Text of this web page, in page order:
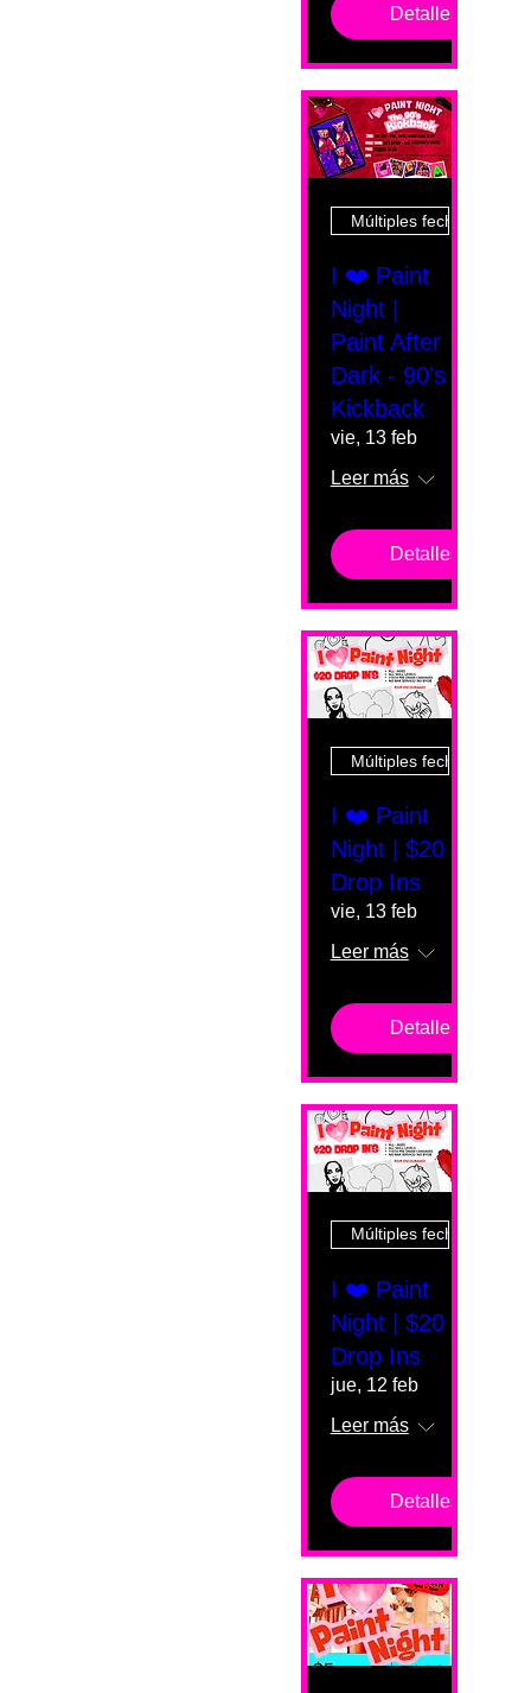
Detalles
Múltiples fechas
I ❤️ Paint
Night |
Paint After
Dark - 90's
Kickback
vie, 13 feb
Leer más
Detalles
Múltiples fechas
I ❤️ Paint
Night | $20
Drop Ins
vie, 13 feb
Leer más
Detalles
Múltiples fechas
I ❤️ Paint
Night | $20
Drop Ins
jue, 12 feb
Leer más
Detalles